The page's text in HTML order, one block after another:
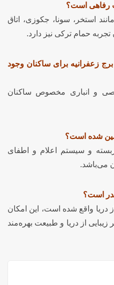
استخر، سونا، جکوزی، اتاق
حمام ترکی نیز دارد.
برج زعفرانیه برای ساکنان وجود
و انباری مخصوص ساکنان
و سیستم اعلام و اطفای
می‌باشد.
حدود ۲۰۰ متری از دریا واقع شده است، این امکان
از دریا و طبیعت بهره‌مند